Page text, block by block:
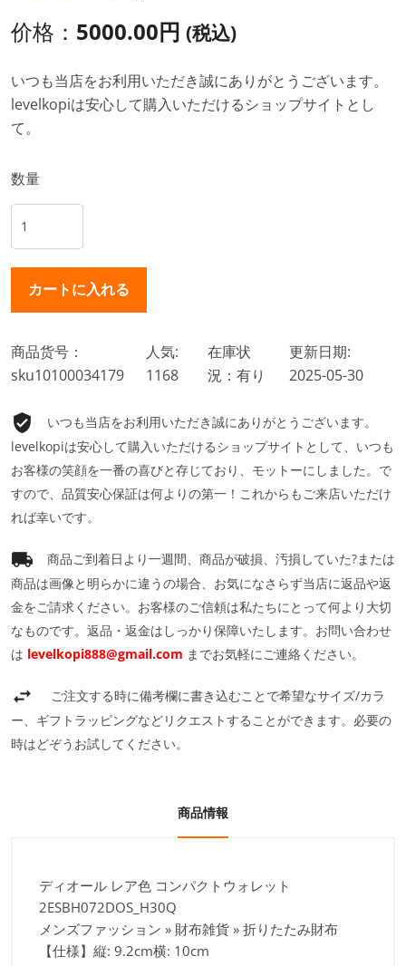
价格： 5000.00円 (税込)
いつも当店をお利用いただき誠にありがとうございます。
levelkopiは安心して購入いただけるショップサイトとし
て。
数量
商品货号：
sku10100034179
人気:
1168
在庫状
況：有り
更新日期:
2025-05-30
いつも当店をお利用いただき誠にありがとうございます。
levelkopiは安心して購入いただけるショップサイトとして、いつも
お客様の笑顔を一番の喜びと存じており、モットーにしました。で
すので、品質安心保証は何よりの第一！これからもご来店いただけ
れば幸いです。
商品ご到着日より一週間、商品が破損、汚損していた?または
商品は画像と明らかに違うの場合、お気になさらず当店に返品や返
金をご請求ください。お客様のご信頼は私たちにとって何より大切
なものです。返品・返金はしっかり保障いたします。お問い合わせ
は levelkopi888@gmail.com までお気軽にご連絡ください。
ご注文する時に備考欄に書き込むことで希望なサイズ/カラ
ー、ギフトラッピングなどリクエストすることができます。必要の
時はどぞうお試してください。
商品情報
ディオール レア色 コンパクトウォレット
2ESBH072DOS_H30Q
メンズファッション » 財布雑貨 » 折りたたみ財布
【仕様】縦: 9.2cm横: 10cm